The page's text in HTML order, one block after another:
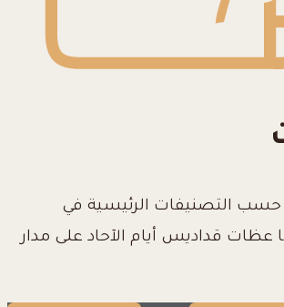
التصنيفات الرئيسية في
عظات قداديس أيام الآحاد على مدار